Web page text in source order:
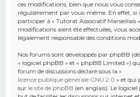
ces modifications, bien que nous vous
régulièrement par vous-même. En effet, si
participer à « Tutorat Associatif Marseillais
modifications aient été effectuées, vous
légalement responsable des conditions
Nos forums sont développés par phpBB
« logiciel phpBB » et « phpBB Limited »)
forum de discussions déclaré sous la «
licence publique générale GNU 2.0 » et qui
sur le site de phpBB (en anglais). Le